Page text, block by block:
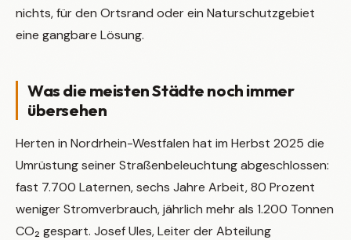
nichts, für den Ortsrand oder ein Naturschutzgebiet
eine gangbare Lösung.
Was die meisten Städte noch immer
übersehen
Herten in Nordrhein-Westfalen hat im Herbst 2025 die
Umrüstung seiner Straßenbeleuchtung abgeschlossen:
fast 7.700 Laternen, sechs Jahre Arbeit, 80 Prozent
weniger Stromverbrauch, jährlich mehr als 1.200 Tonnen
CO₂ gespart. Josef Ules, Leiter der Abteilung